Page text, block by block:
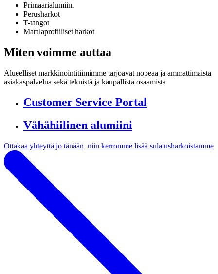
Primaarialumiini
Perusharkot
T-tangot
Matalaprofiiliset harkot
Miten voimme auttaa
Alueelliset markkinointitiimimme tarjoavat nopeaa ja ammattimaista
asiakaspalvelua sekä teknistä ja kaupallista osaamista
Customer Service Portal
Vähähiilinen alumiini
Ottakaa yhteyttä jo tänään, niin kerromme lisää sulatusharkoistamme